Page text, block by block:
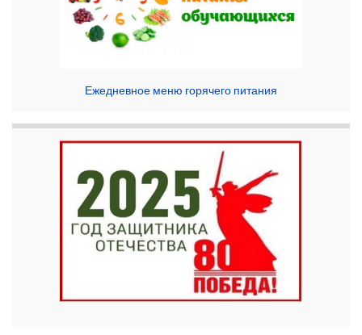
Ежедневное меню горячего питания